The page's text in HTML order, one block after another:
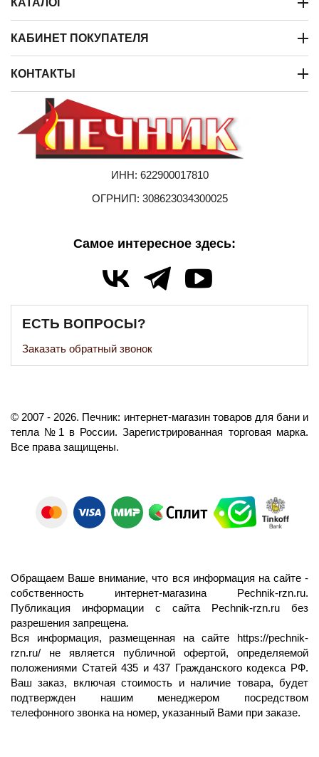
КАБИНЕТ ПОКУПАТЕЛЯ
КОНТАКТЫ
ИНН: 622900017810
ОГРНИП: 308623034300025
Самое интересное здесь:
ЕСТЬ ВОПРОСЫ?
Заказать обратный звонок
©️ 2007 - 2026. Печник: интернет-магазин товаров для бани и
тепла №1 в России. Зарегистрированная торговая марка.
Все права защищены.
Обращаем Ваше внимание, что вся информация на сайте -
собственность интернет-магазина Pechnik-rzn.ru.
Публикация информации с сайта Pechnik-rzn.ru без
разрешения запрещена.
Вся информация, размещенная на сайте https://pechnik-
rzn.ru/ не является публичной офертой, определяемой
положениями Статей 435 и 437 Гражданского кодекса РФ.
Ваш заказ, включая стоимость и наличие товара, будет
подтвержден нашим менеджером посредством
телефонного звонка на номер, указанный Вами при заказе.